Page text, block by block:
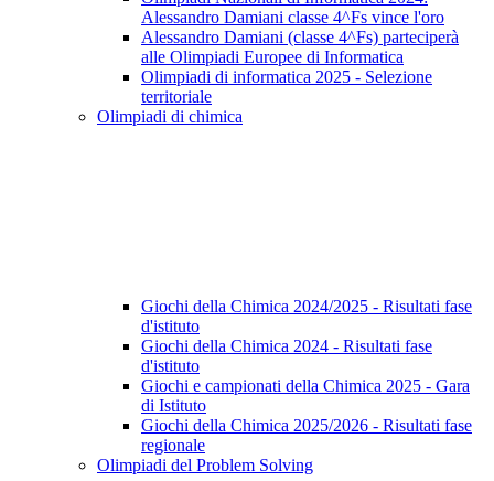
Alessandro Damiani classe 4^Fs vince l'oro
Alessandro Damiani (classe 4^Fs) parteciperà
alle Olimpiadi Europee di Informatica
Olimpiadi di informatica 2025 - Selezione
territoriale
Olimpiadi di chimica
Giochi della Chimica 2024/2025 - Risultati fase
d'istituto
Giochi della Chimica 2024 - Risultati fase
d'istituto
Giochi e campionati della Chimica 2025 - Gara
di Istituto
Giochi della Chimica 2025/2026 - Risultati fase
regionale
Olimpiadi del Problem Solving